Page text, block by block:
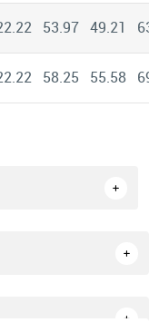
53.97 49.21
58.25 55.58